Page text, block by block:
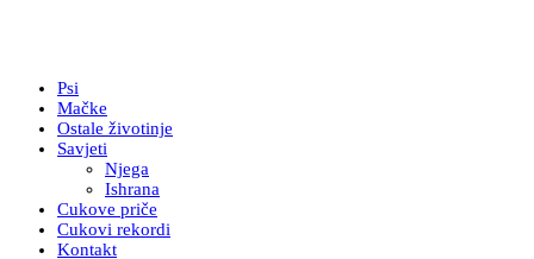
Psi
Mačke
Ostale životinje
Savjeti
Njega
Ishrana
Cukove priče
Cukovi rekordi
Kontakt